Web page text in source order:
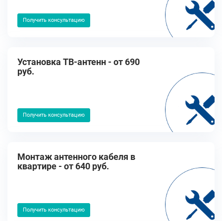
Получить консультацию
Установка ТВ-антенн - от 690
руб.
Получить консультацию
Монтаж антенного кабеля в
квартире - от 640 руб.
Получить консультацию